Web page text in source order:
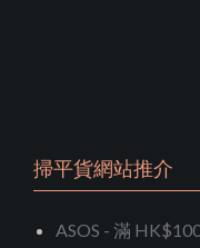
掃平貨網站推介
ASOS - 滿